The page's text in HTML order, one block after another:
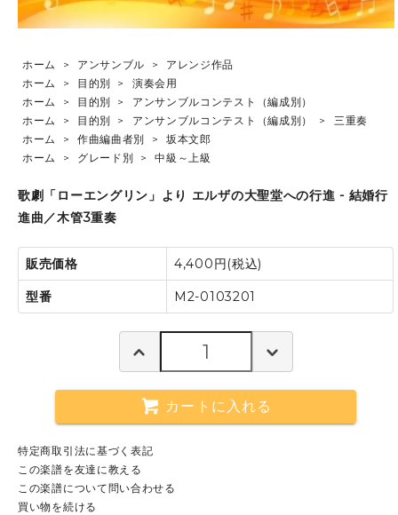
ホーム > アンサンブル >
アレンジ作品
ホーム
> 目的別 >
演奏会用
ホーム
> 目的別 >
アンサンブルコンテスト（編成別）
ホーム
> 目的別 > アンサンブルコンテスト（編成別） >
三重奏
ホーム
> 作曲編曲者別 >
坂本文郎
ホーム
> グレード別 > 中級～上級
歌劇「ローエングリン」より エルザの大聖堂への行進 - 結婚行
進曲／木管3重奏
販売価格 4,400円(税込)
型番 M2-0103201
カートに入れる
特定商取引法に基づく表記
この楽譜を友達に教える
この楽譜について問い合わせる
買い物を続ける